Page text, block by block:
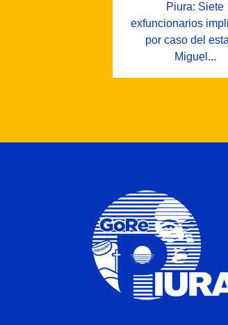
Piura: Siete
exfuncionarios
por caso del
Miguel...